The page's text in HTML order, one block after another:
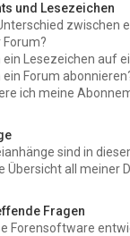
und Lesezeichen
zwischen
ein Lesezeichen auf
ein Forum
ich meine
sind in
Übersicht all meiner
Fragen
Forensoftware